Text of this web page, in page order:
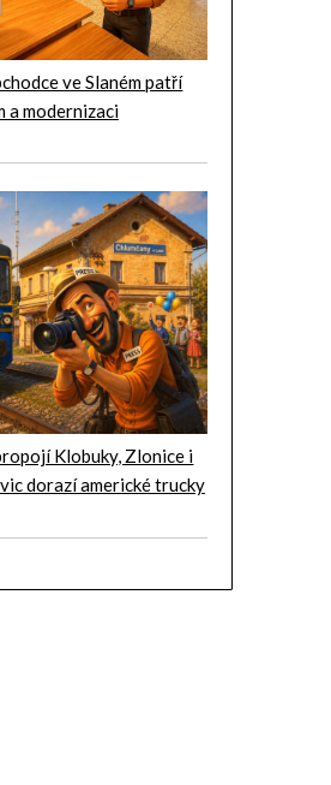
ve Slaném patří
a modernizaci
Klobuky, Zlonice i
dorazí americké trucky